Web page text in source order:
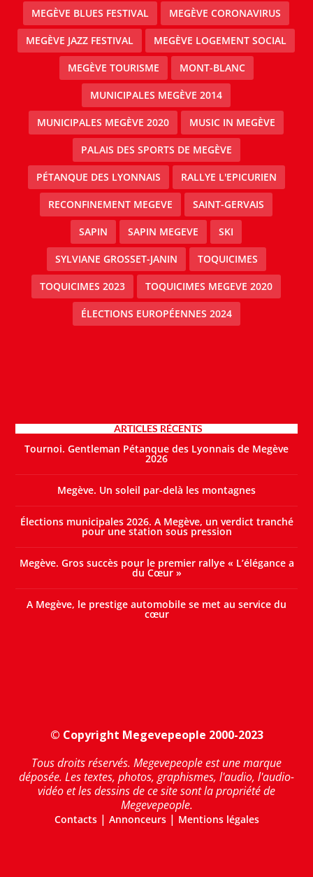
MEGÈVE BLUES FESTIVAL MEGÈVE CORONAVIRUS
MEGÈVE JAZZ FESTIVAL MEGÈVE LOGEMENT SOCIAL
MEGÈVE TOURISME MONT-BLANC
MUNICIPALES MEGÈVE 2014
MUNICIPALES MEGÈVE 2020 MUSIC IN MEGÈVE
PALAIS DES SPORTS DE MEGÈVE
PÉTANQUE DES LYONNAIS RALLYE L'EPICURIEN
RECONFINEMENT MEGEVE SAINT-GERVAIS
SAPIN SAPIN MEGEVE SKI
SYLVIANE GROSSET-JANIN TOQUICIMES
TOQUICIMES 2023 TOQUICIMES MEGEVE 2020
ÉLECTIONS EUROPÉENNES 2024
ARTICLES RÉCENTS
Tournoi. Gentleman Pétanque des Lyonnais de Megève
2026
Megève. Un soleil par-delà les montagnes
Élections municipales 2026. A Megève, un verdict tranché
pour une station sous pression
Megève. Gros succès pour le premier rallye « L’élégance a
du Cœur »
A Megève, le prestige automobile se met au service du
cœur
© Copyright Megevepeople 2000-2023
Tous droits réservés. Megevepeople est une marque
déposée. Les textes, photos, graphismes, l'audio, l'audio-
vidéo et les dessins de ce site sont la propriété de
Megevepeople.
Contacts| Annonceurs| Mentions légales